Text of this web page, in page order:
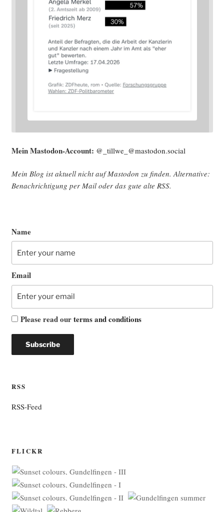
Mein Mast­o­don-Account: @_tillwe_@mastodon.social
Mein Blog ist aktu­ell nicht auf Mast­o­don zu fin­den. Alter­na­ti­ve:
Benach­rich­ti­gung per Mail oder das gute alte RSS.
Name
Email
Please read ourterms and conditions
RSS
RSS-Feed
FLICKR